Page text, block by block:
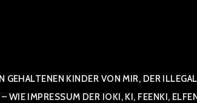
KINDER VON MIR, DER
IMPRESSUM DER IOKI, KI, FEENKI,